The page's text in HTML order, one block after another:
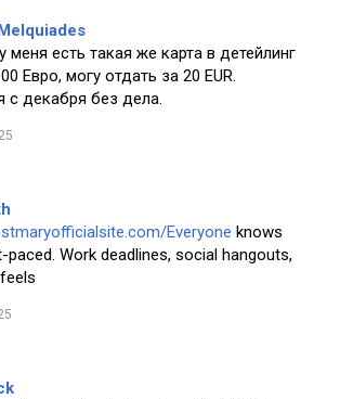
меня есть такая же карта в детейлинг
Евро, могу отдать за 20 EUR.
с декабря без дела.
Everyone knows
paced. Work deadlines, social hangouts,